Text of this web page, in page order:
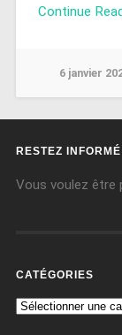
Continue
6 janvier
RESTEZ
Vous voulez être
CATÉGORIES